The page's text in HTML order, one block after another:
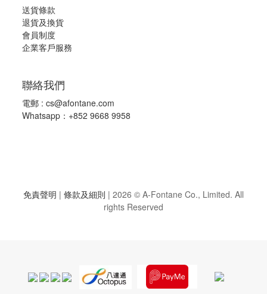
送貨條款
退貨及換貨
會員制度
企業客戶服務
聯絡我們
電郵 : cs@afontane.com
Whatsapp：+852 9668 9958
免責聲明 | 條款及細則 | 2026 © A-Fontane Co., Limited. All
rights Reserved